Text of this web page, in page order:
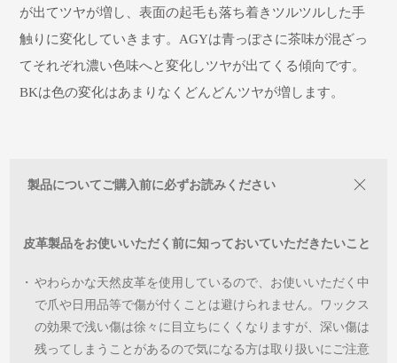
が出てツヤが増し、表面の起毛も落ち着きツルツルした手
触りに変化していきます。AGYは青っぽさに茶味が混ざっ
てそれぞれ濃い色味へと変化しツヤが出てくる傾向です。
BKは色の変化はあまりなくどんどんツヤが増します。
製品についてご購入前に必ずお読みください
皮革製品をお使いいただく前に知っておいていただきたいこと
・ やわらかな天然皮革を使用しているので、お使いいただく中
で爪や日用品等で傷が付くことは避けられません。ワックス
の効果で浅い傷は徐々に目立ちにくくなりますが、深い傷は
残ってしまうことがあるので気になる方は取り扱いにご注意